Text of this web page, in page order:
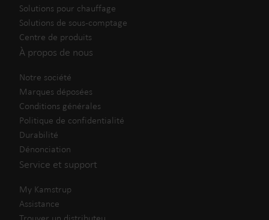
Solutions pour chauffage
Solutions de sous-comptage
Centre de produits
À propos de nous
Notre société
Marques déposées
Conditions générales
Politique de confidentialité
Durabilité
Dénonciation
Service et support
My Kamstrup
Assistance